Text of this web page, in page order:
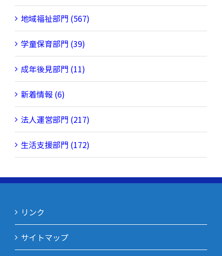
地域福祉部門 (567)
学童保育部門 (39)
成年後見部門 (11)
新着情報 (6)
法人運営部門 (217)
生活支援部門 (172)
リンク
サイトマップ